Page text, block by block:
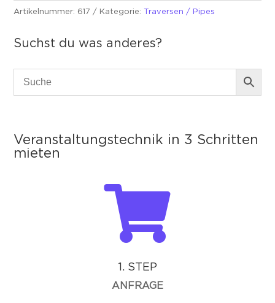
290-
Menge
Artikelnummer: 617 Kategorie:Traversen / Pipes
Suchst du was anderes?
Veranstaltungstechnik in 3 Schritten
mieten

1. STEP
ANFRAGE